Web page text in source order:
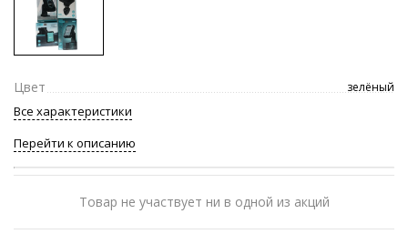
Цвет зелёный
Все характеристики
Перейти к описанию
Товар не участвует ни в одной из акций